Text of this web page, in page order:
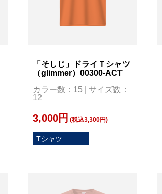
「そしじ」ドライＴシャツ
（glimmer）00300-ACT
カラー数：15 | サイズ数：
12
Tシャツ
3,000円 (税込3,300円)